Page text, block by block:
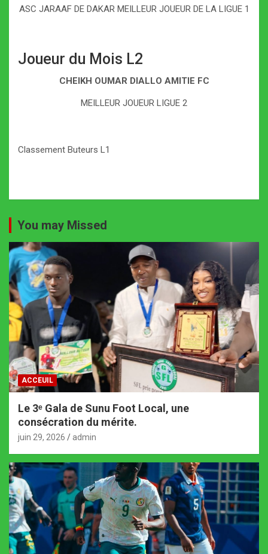
ASC JARAAF DE DAKAR MEILLEUR JOUEUR DE LA LIGUE 1
Joueur du Mois L2
CHEIKH OUMAR DIALLO AMITIE FC
MEILLEUR JOUEUR LIGUE 2
Classement Buteurs L1
You may Missed
ACCEUIL
Le 3ᵉ Gala de Sunu Foot Local, une
consécration du mérite.
juin 29, 2026 admin